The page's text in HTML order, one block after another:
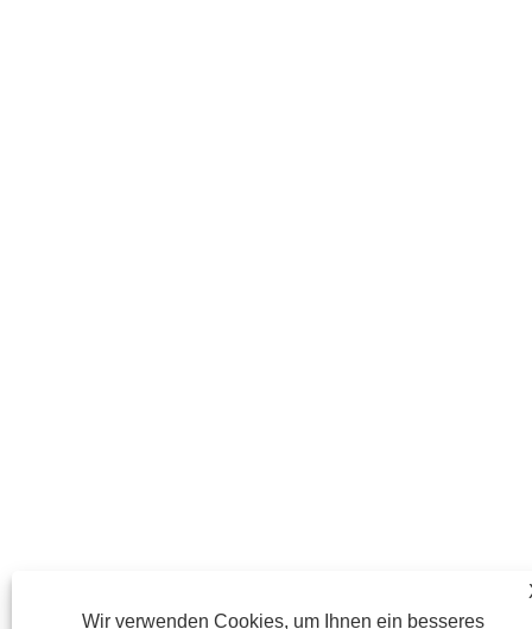
Wir verwenden Cookies, um Ihnen ein besseres